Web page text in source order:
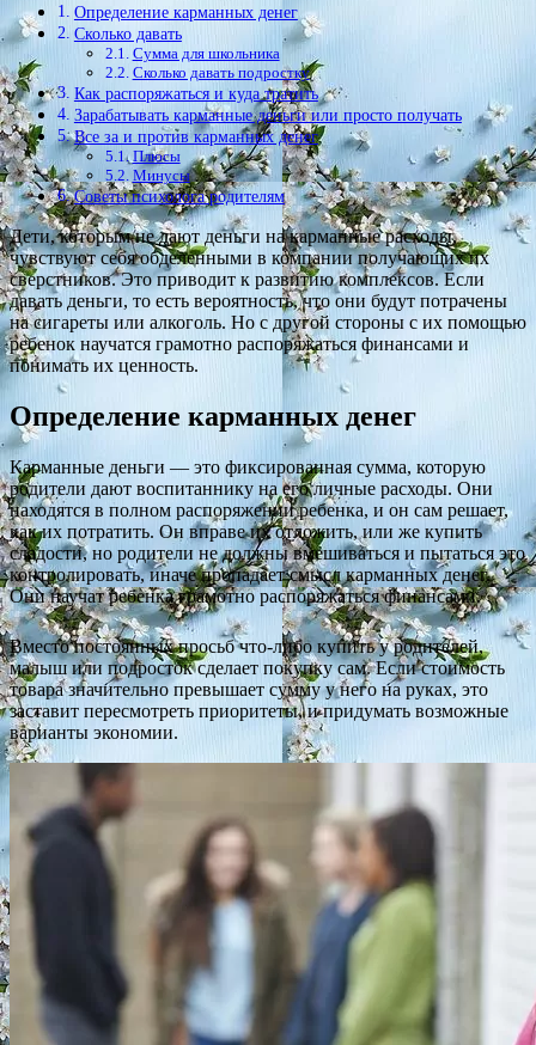
Определение карманных денег
Сколько давать
Сумма для школьника
Сколько давать подростку
Как распоряжаться и куда тратить
Зарабатывать карманные деньги или просто получать
Все за и против карманных денег
Плюсы
Минусы
Советы психолога родителям
Дети, которым не дают деньги на карманные расходы,
чувствуют себя обделенными в компании получающих их
сверстников. Это приводит к развитию комплексов. Если
давать деньги, то есть вероятность, что они будут потрачены
на сигареты или алкоголь. Но с другой стороны с их помощью
ребенок научатся грамотно распоряжаться финансами и
понимать их ценность.
Определение карманных денег
Карманные деньги — это фиксированная сумма, которую
родители дают воспитаннику на его личные расходы. Они
находятся в полном распоряжении ребенка, и он сам решает,
как их потратить. Он вправе их отложить, или же купить
сладости, но родители не должны вмешиваться и пытаться это
контролировать, иначе пропадает смысл карманных денег.
Они научат ребенка грамотно распоряжаться финансами.
Вместо постоянных просьб что-либо купить у родителей,
малыш или подросток сделает покупку сам. Если стоимость
товара значительно превышает сумму у него на руках, это
заставит пересмотреть приоритеты, и придумать возможные
варианты экономии.